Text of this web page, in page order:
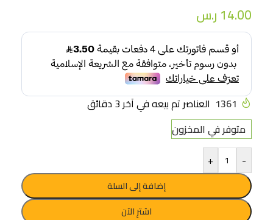
14.00 ر.س
1361 العناصر تم بيعه في آخر 3 دقائق
متوفر في المخزون
-
+
إضافة إلى السلة
اشترِ الآن